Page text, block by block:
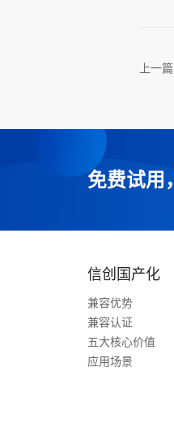
上一篇
免费试用
信创国产化
兼容优势
兼容认证
五大核心价值
应用场景